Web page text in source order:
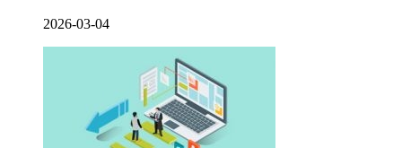
2026-03-04